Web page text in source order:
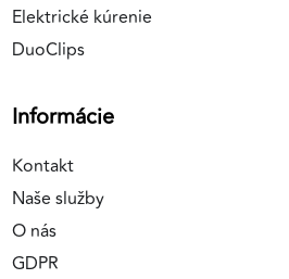
Elektrické kúrenie
DuoClips
Informácie
Kontakt
Naše služby
O nás
GDPR